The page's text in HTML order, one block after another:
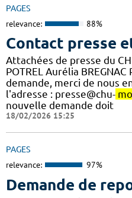
PAGES
relevance: 88%
Contact presse
Attachées de presse du
POTREL Aurélia
demande, merci de nous
l'adresse : presse@chu-
nouvelle demande doit
18/02/2026 15:25
PAGES
relevance: 97%
Demande de